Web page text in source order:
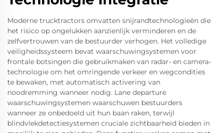
Moderne trucktractors omvatten snijrandtechnologieën die
het risico op ongelukken aanzienlijk verminderen en de
zelfvertrouwen van de bestuurder verhogen. Het volledige
veiligheidssysteem bevat waarschuwingsystemen voor
frontale botsingen die gebruikmaken van radar- en camera-
technologie om het omringende verkeer en wegcondities
te bewaken, met automatisch activering van
noodremming wanneer nodig. Lane departure
waarschuwingsystemen waarschuwen bestuurders
wanneer ze onbedoeld uit hun baan raken, terwijl
blindvlekdetectiesystemen cruciale zichtbaarheid bieden in